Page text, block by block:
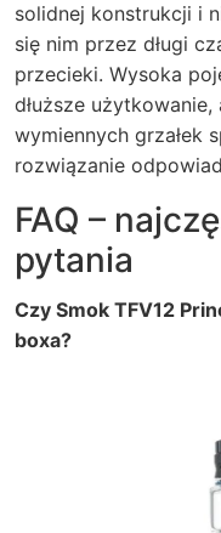
solidnej konstrukcji i
się nim przez długi
przecieki. Wysoka
dłuższe
wymiennych grzałek
rozwiązanie
FAQ –
pytania
Czy Smok TFV12
boxa?